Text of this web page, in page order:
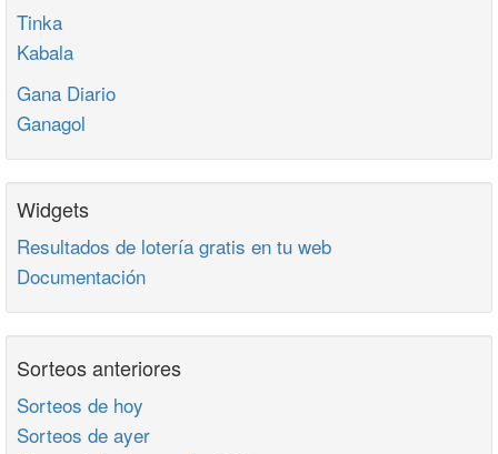
Tinka
Kabala
Gana Diario
Ganagol
Widgets
Resultados de lotería gratis en tu web
Documentación
Sorteos anteriores
Sorteos de hoy
Sorteos de ayer